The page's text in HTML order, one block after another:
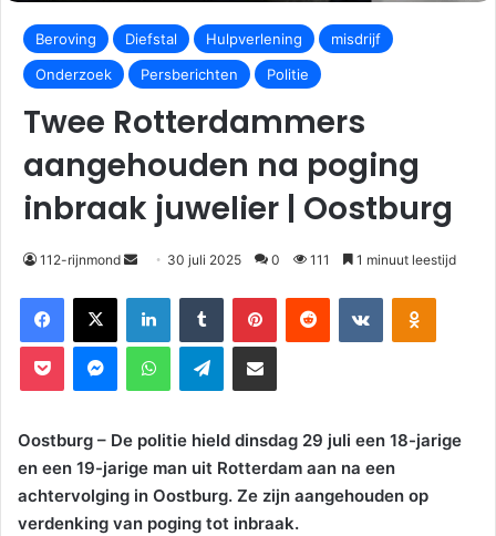
Beroving Diefstal Hulpverlening
misdrijf
Onderzoek
Persberichten Politie
Twee Rotterdammers
aangehouden na poging
inbraak juwelier | Oostburg
112-rijnmond 30 juli 2025 0 111 1 minuut leestijd
Facebook
X LinkedInTumblr PinterestReddit VKontakteOdnoklassniki
Pocket MessengerWhatsAppTelegramDeel via E-mail
Oostburg – De politie hield dinsdag 29 juli een 18-jarige
en een 19-jarige man uit Rotterdam aan na een
achtervolging in Oostburg. Ze zijn aangehouden op
verdenking van poging tot inbraak.